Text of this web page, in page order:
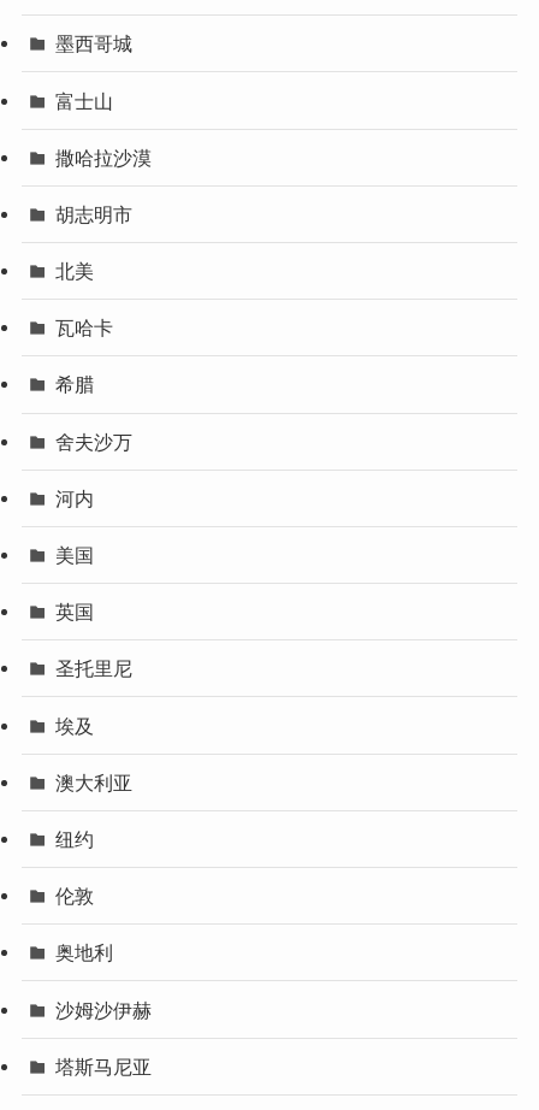
墨西哥城
富士山
撒哈拉沙漠
胡志明市
北美
瓦哈卡
希腊
舍夫沙万
河内
美国
英国
圣托里尼
埃及
澳大利亚
纽约
伦敦
奥地利
沙姆沙伊赫
塔斯马尼亚